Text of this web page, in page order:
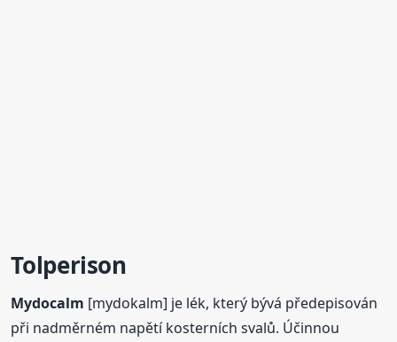
Tolperison
Mydocalm [mydokalm] je lék, který bývá předepisován
při nadměrném napětí kosterních svalů. Účinnou